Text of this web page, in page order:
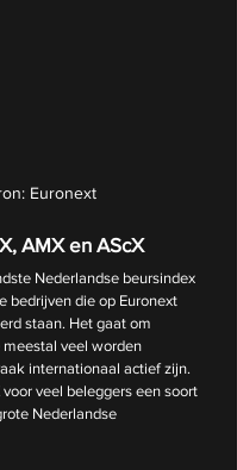
Euronext
AMX en AScX
Nederlandse beursindex
bedrijven die op Euronext
staan. Het gaat om
veel worden
internationaal actief zijn.
veel beleggers een soort
Nederlandse